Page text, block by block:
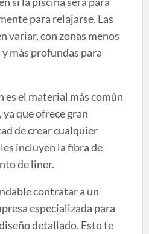
para relajarse. Las
variar, con zonas menos
más profundas para
el material más común
que ofrece gran
de crear cualquier
incluyen la fibra de
de liner.
contratar a un
especializada para
detallado. Esto te